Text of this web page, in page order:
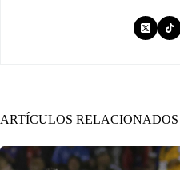
ARTÍCULOS RELACIONADOS